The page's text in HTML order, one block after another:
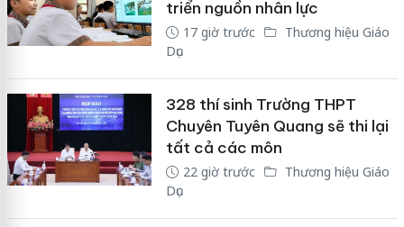
triển nguồn nhân lực
17 giờ trước
Thương hiệu Giáo
Dục
328 thí sinh Trường THPT
Chuyên Tuyên Quang sẽ thi lại
tất cả các môn
22 giờ trước
Thương hiệu Giáo
Dục